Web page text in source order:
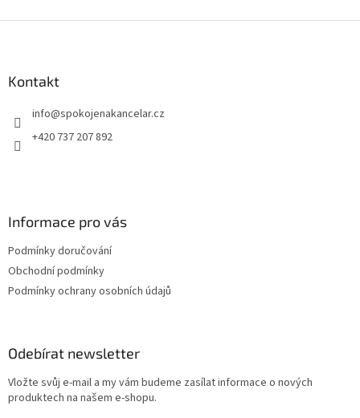
Kontakt
info@spokojenakancelar.cz
+420 737 207 892
Informace pro vás
Podmínky doručování
Obchodní podmínky
Podmínky ochrany osobních údajů
Odebírat newsletter
Vložte svůj e-mail a my vám budeme zasílat informace o nových
produktech na našem e-shopu.